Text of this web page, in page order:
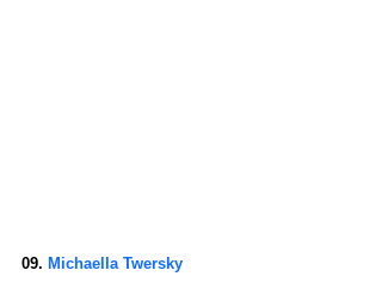
09. Michaella Twersky